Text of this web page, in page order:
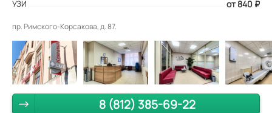
УЗИ от 840 ₽
пр. Римского-Корсакова, д. 87.
8 (812) 385-69-22